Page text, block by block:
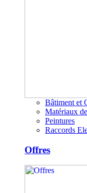
Bâtiment et
Matériaux
Peintures
Raccords
Offres